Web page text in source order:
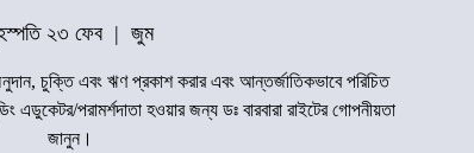
২৩ ফেব
  |
জুম
চুক্তি এবং ঋণ প্রকাশ করার এবং আন্তর্জাতিকভাবে পরিচিত
এডুকেটর/পরামর্শদাতা হওয়ার জন্য ডঃ বারবারা রাইটের গোপনীয়তা
জানুন।